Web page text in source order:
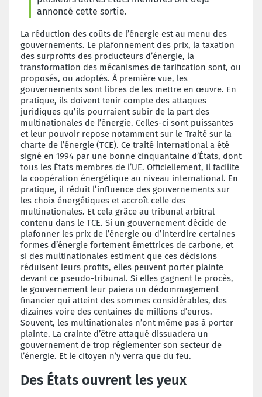
annoncé cette sortie.
La réduction des coûts de l’énergie est au menu des
gouvernements. Le plafonnement des prix, la taxation
des surprofits des producteurs d’énergie, la
transformation des mécanismes de tarification sont, ou
proposés, ou adoptés. À première vue, les
gouvernements sont libres de les mettre en œuvre. En
pratique, ils doivent tenir compte des attaques
juridiques qu’ils pourraient subir de la part des
multinationales de l’énergie. Celles-ci sont puissantes
et leur pouvoir repose notamment sur le Traité sur la
charte de l’énergie (TCE). Ce traité international a été
signé en 1994 par une bonne cinquantaine d’États, dont
tous les États membres de l’UE. Officiellement, il facilite
la coopération énergétique au niveau international. En
pratique, il réduit l’influence des gouvernements sur
les choix énergétiques et accroît celle des
multinationales. Et cela grâce au tribunal arbitral
contenu dans le TCE. Si un gouvernement décide de
plafonner les prix de l’énergie ou d’interdire certaines
formes d’énergie fortement émettrices de carbone, et
si des multinationales estiment que ces décisions
réduisent leurs profits, elles peuvent porter plainte
devant ce pseudo-tribunal. Si elles gagnent le procès,
le gouvernement leur paiera un dédommagement
financier qui atteint des sommes considérables, des
dizaines voire des centaines de millions d’euros.
Souvent, les multinationales n’ont même pas à porter
plainte. La crainte d’être attaqué dissuadera un
gouvernement de trop réglementer son secteur de
l’énergie. Et le citoyen n’y verra que du feu.
Des États ouvrent les yeux